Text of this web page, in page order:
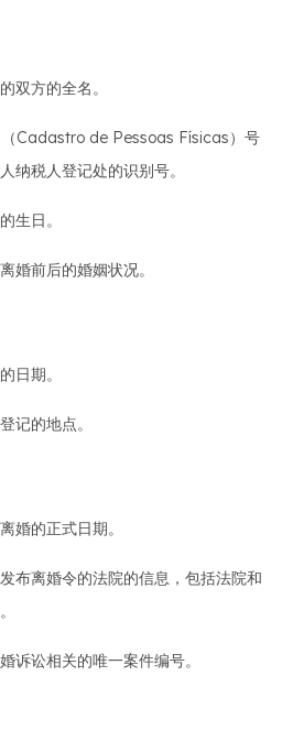
双方的全名。
Cadastro de Pessoas Físicas）号
纳税人登记处的识别号。
生日。
婚前后的婚姻状况。
日期。
记的地点。
婚的正式日期。
布离婚令的法院的信息，包括法院和
诉讼相关的唯一案件编号。